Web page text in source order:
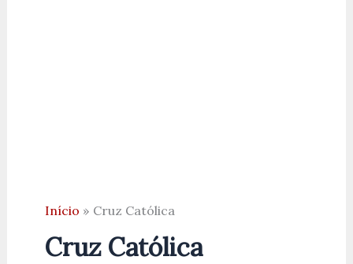
Início Cruz Católica
Cruz Católica